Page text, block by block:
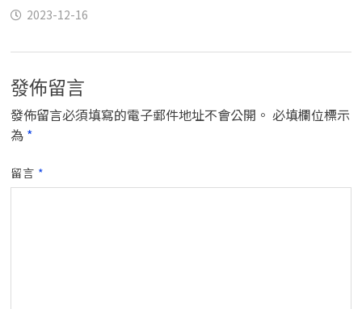
2023-12-16
發佈留言
發佈留言必須填寫的電子郵件地址不會公開。 必填欄位標示
為 *
留言 *